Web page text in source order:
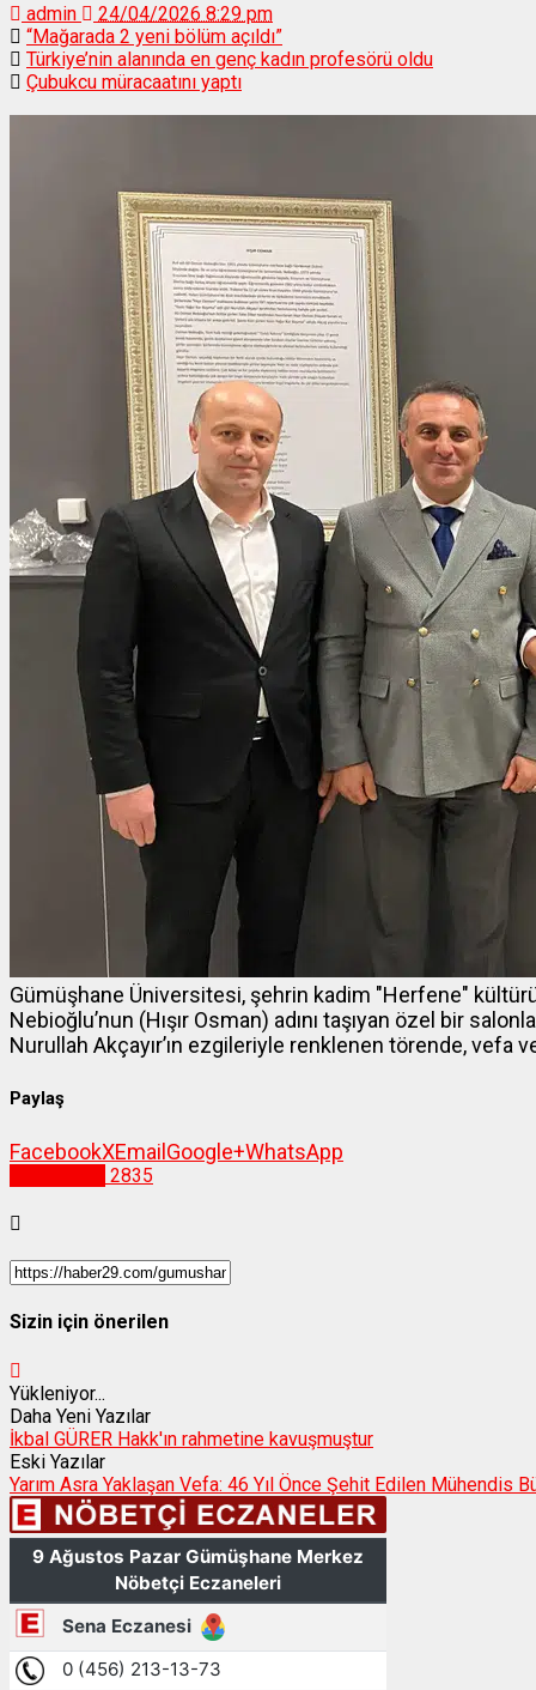
admin
24/04/2026 8:29 pm
“Mağarada 2 yeni bölüm açıldı”
Türkiye’nin alanında en genç kadın profesörü oldu
Çubukcu müracaatını yaptı
Gümüşhane Üniversitesi, şehrin kadim "Herfene"
Nebioğlu’nun (Hışır Osman) adını taşıyan özel bir
Nurullah Akçayır’ın ezgileriyle renklenen törende, vefa
Paylaş
FacebookXEmailGoogle+WhatsApp
2835
Sizin için önerilen
Yükleniyor...
Daha Yeni Yazılar
İkbal GÜRER Hakk'ın rahmetine kavuşmuştur
Eski Yazılar
Yarım Asra Yaklaşan Vefa: 46 Yıl Önce Şehit Edilen Mühendis